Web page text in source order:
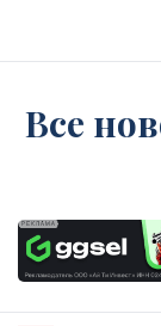
Все